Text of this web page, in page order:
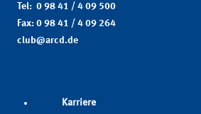
Tel: 0 98 41 / 4 09 500
Fax: 0 98 41 / 4 09 264
club@arcd.de
Karriere